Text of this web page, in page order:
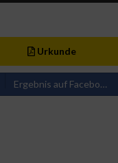
Urkunde
Ergebnis auf Facebook teilen